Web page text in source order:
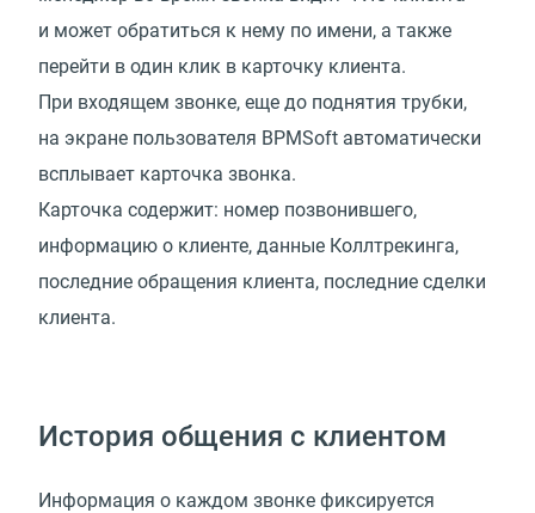
и может обратиться к нему по имени, а также
перейти в один клик в карточку клиента.
При входящем звонке, еще до поднятия трубки,
на экране пользователя BPMSoft автоматически
всплывает карточка звонка.
Карточка содержит: номер позвонившего,
информацию о клиенте, данные Коллтрекинга,
последние обращения клиента, последние сделки
клиента.
История общения с клиентом
Информация о каждом звонке фиксируется